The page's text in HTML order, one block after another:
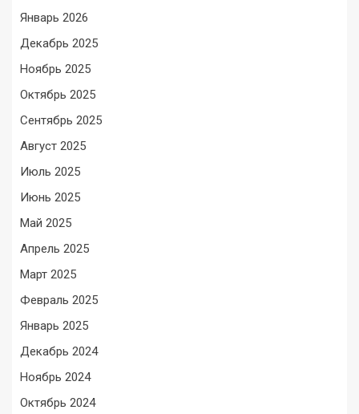
Январь 2026
Декабрь 2025
Ноябрь 2025
Октябрь 2025
Сентябрь 2025
Август 2025
Июль 2025
Июнь 2025
Май 2025
Апрель 2025
Март 2025
Февраль 2025
Январь 2025
Декабрь 2024
Ноябрь 2024
Октябрь 2024